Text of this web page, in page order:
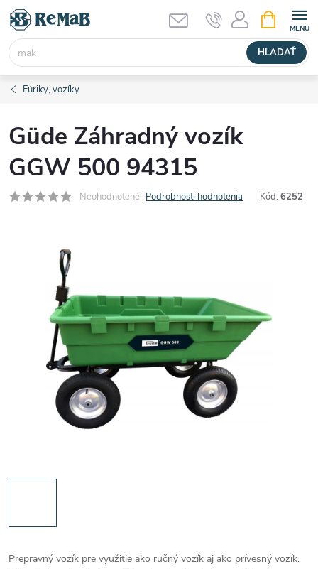
Prejsť
obsah
HĽADAŤ
KOŠÍK
Fúriky, vozíky
Güde Záhradný vozík
GGW 500 94315
Neohodnotené Podrobnosti hodnotenia Kód: 6252
Prepravný vozík pre využitie ako ručný vozík aj ako prívesný vozík.